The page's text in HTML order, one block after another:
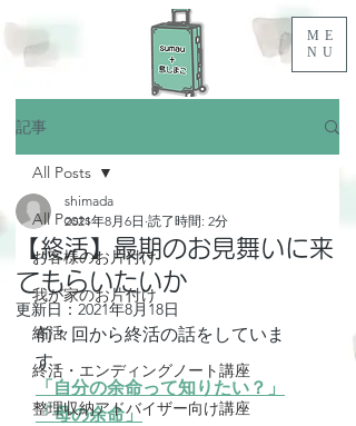
ME
NU
記事
All Posts
お客様のお片付け
我が家のお片付け
終活
終活・エンディングノート講座
整理収納アドバイザー向け講座
All Posts
【終活】最期のお見舞いに来
てもらいたいか
shimada
2021年8月6日 読了時間: 2分
更新日： 2021年8月18日
前々回から終活の話をしていま
す。
「自分の余命って知りたい？」
「母の余命」